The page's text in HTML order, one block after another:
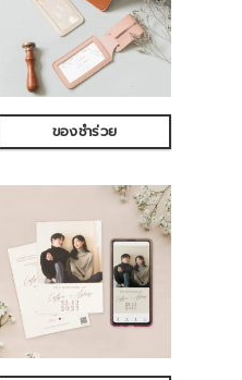
ของชำร่วย